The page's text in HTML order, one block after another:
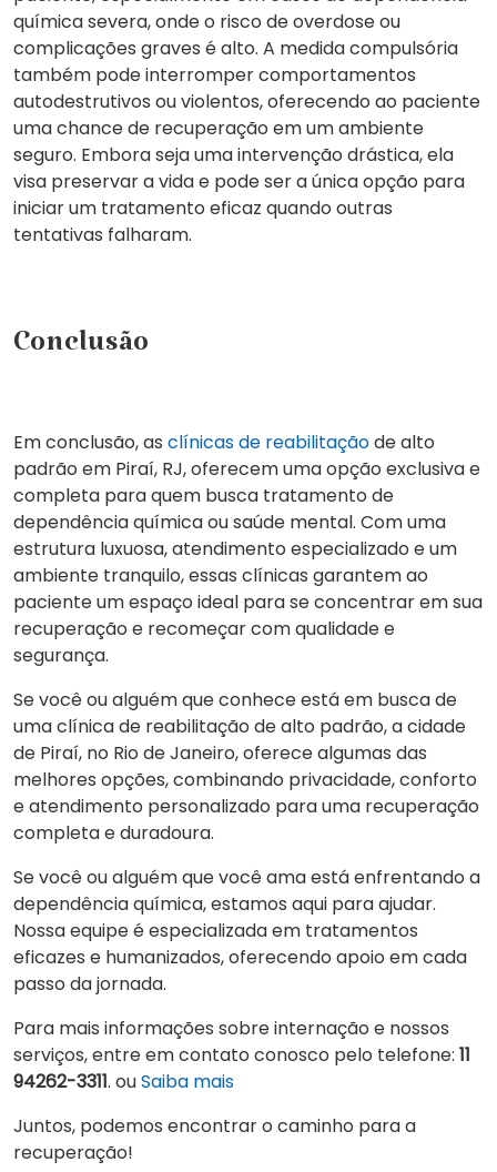
química severa, onde o risco de overdose ou
complicações graves é alto. A medida compulsória
também podeinterromper comportamentos
autodestrutivos ou violentos, oferecendo ao paciente
uma chance de recuperação em um ambiente
seguro. Embora seja uma intervenção drástica, ela
visa preservar a vidae pode ser a única opção para
iniciar um tratamento eficaz quando outras
tentativas falharam.
Conclusão
Em conclusão, as clínicas de reabilitaçãode alto
padrão em Piraí, RJ, oferecem uma opção exclusiva e
completa para quem busca tratamento de
dependência química ou saúde mental. Com uma
estrutura luxuosa, atendimento especializado e um
ambiente tranquilo, essas clínicas garantem ao
paciente um espaço ideal para se concentrar em sua
recuperação e recomeçar com qualidade e
segurança.
Se você ou alguém que conhece está em busca de
uma clínica de reabilitação de alto padrão, a cidade
de Piraí, no Rio de Janeiro, oferece algumas das
melhores opções, combinando privacidade, conforto
e atendimento personalizado para uma recuperação
completa e duradoura.
Se você ou alguém que você ama está enfrentando a
dependência química, estamos aqui para ajudar.
Nossa equipe é especializada em tratamentos
eficazes e humanizados, oferecendo apoio em cada
passo da jornada.
Para mais informações sobre internação e nossos
serviços, entre em contato conosco pelo telefone: 11
94262-3311. ouSaiba mais
Juntos, podemos encontrar o caminho para a
recuperação!